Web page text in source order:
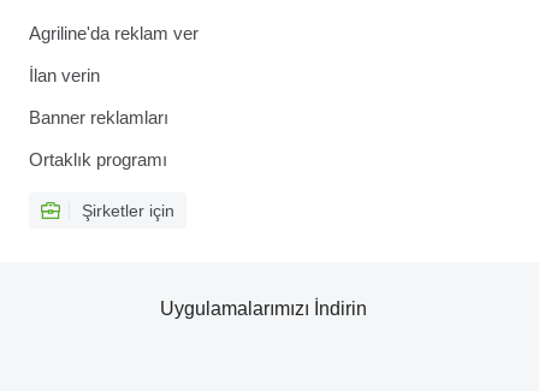
Agriline'da reklam ver
İlan verin
Banner reklamları
Ortaklık programı
Şirketler için
Uygulamalarımızı İndirin